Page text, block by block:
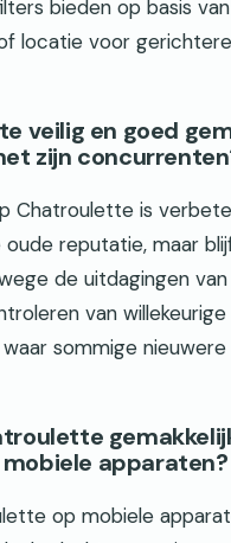
bieden op basis van
locatie voor gerichtere
veilig en goed
zijn
Chatroulette is
reputatie, maar
de uitdagingen
van willekeurige
sommige
apparaten?
op mobiele